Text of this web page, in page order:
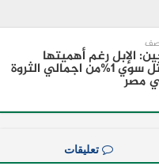
الإبل رغم أهميتها
الكبيرة لاتمثل سوي 1%من اجمالي الثروة
مصر
تعليقات